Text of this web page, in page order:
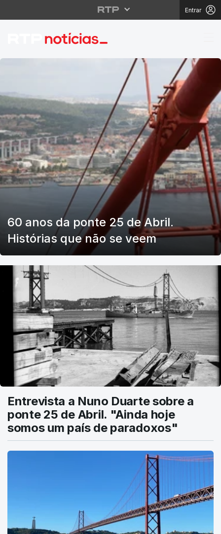
Entrar
RTP Notícias
60 anos da ponte 25 de Abril.
Histórias que não se veem
Entrevista a Nuno Duarte sobre a
ponte 25 de Abril. "Ainda hoje
somos um país de paradoxos"